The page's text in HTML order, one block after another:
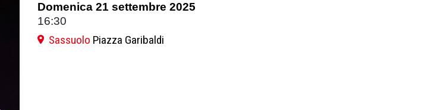
Domenica 21 settembre 2025
16:30
Sassuolo Piazza Garibaldi